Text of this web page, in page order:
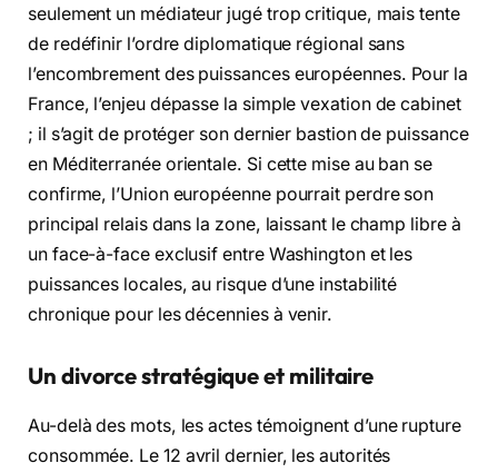
seulement un médiateur jugé trop critique, mais tente
de redéfinir l’ordre diplomatique régional sans
l’encombrement des puissances européennes. Pour la
France, l’enjeu dépasse la simple vexation de cabinet
; il s’agit de protéger son dernier bastion de puissance
en Méditerranée orientale. Si cette mise au ban se
confirme, l’Union européenne pourrait perdre son
principal relais dans la zone, laissant le champ libre à
un face-à-face exclusif entre Washington et les
puissances locales, au risque d’une instabilité
chronique pour les décennies à venir.
Un divorce stratégique et militaire
Au-delà des mots, les actes témoignent d’une rupture
consommée. Le 12 avril dernier, les autorités